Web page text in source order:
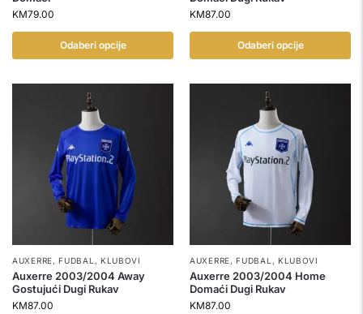
KM79.00
Odaberi opcije
KM87.00
Odaberi opcije
AUXERRE,FUDBAL , KLUBOVI
Auxerre 2003/2004 Away
Gostujući Dugi Rukav
KM87.00
AUXERRE,FUDBAL , KLUBOVI
Auxerre 2003/2004 Home
Domaći Dugi Rukav
KM87.00